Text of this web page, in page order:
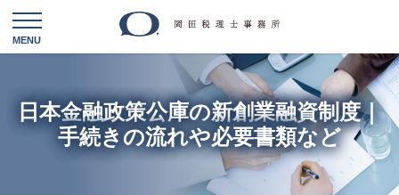
日本金融政策公庫の新創業融資制度｜
手続きの流れや必要書類など